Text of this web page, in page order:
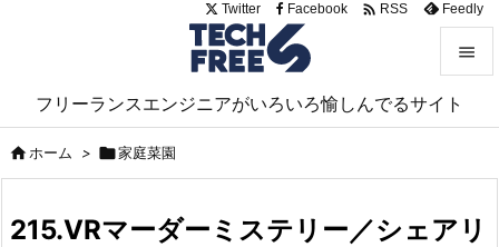
フリーランスエンジニアがいろいろ愉しんでるサイト


サイド

前へ
Twitter Facebook  RSS Feedly
ホーム > 家庭菜園
215.VRマーダーミステリー／シェアリ